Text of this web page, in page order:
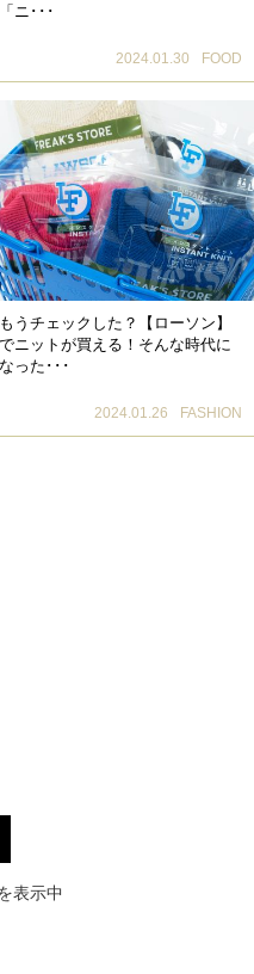
「ニ･･･
2024.01.30 FOOD
もうチェックした？【ローソン】
でニットが買える！そんな時代に
なった･･･
2024.01.26 FASHION
表示中